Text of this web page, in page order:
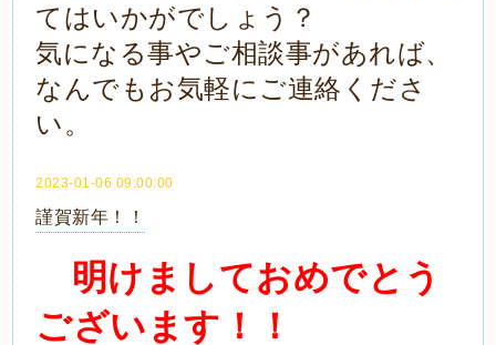
てはいかがでしょう？
気になる事やご相談事があれば、
なんでもお気軽にご連絡くださ
い。
2023-01-06 09:00:00
謹賀新年！！
明けましておめでとう
ございます！！